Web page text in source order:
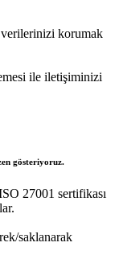
korumak
ile iletişiminizi
gösteriyoruz.
27001 sertifikası
saklanarak